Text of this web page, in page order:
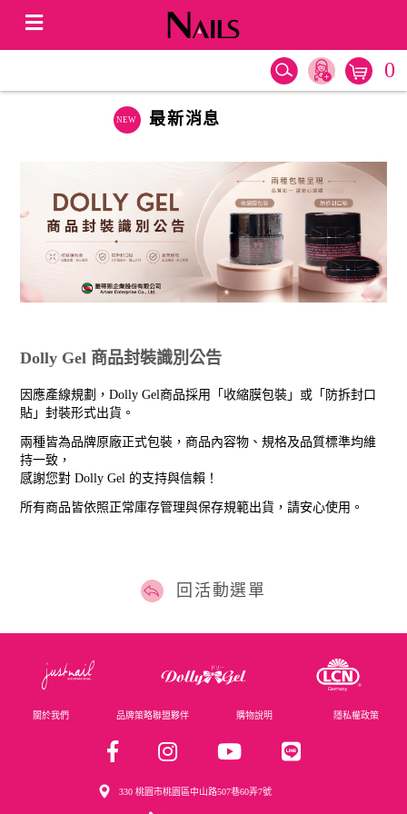
0
最新消息
Dolly Gel 商品封裝識別公告
因應產線規劃，Dolly Gel商品採用「收縮膜包裝」或「防拆封口
貼」封裝形式出貨。
兩種皆為品牌原廠正式包裝，商品內容物、規格及品質標準均維
持一致，
感謝您對 Dolly Gel 的支持與信賴！
所有商品皆依照正常庫存管理與保存規範出貨，請安心使用。
回活動選單
關於我們 品牌策略聯盟夥伴 購物說明 隱私權政策
330 桃園市桃園區中山路507巷60弄7號